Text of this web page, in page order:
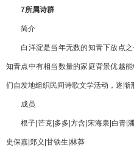
7所属诗群
简介
白洋淀是当年无数的知青下放点之
知青点中有相当数量的家庭背景优越
们自发地组织民间诗歌文学活动，逐渐
成员
根子|芒克|多多|方含|宋海泉|白青|潘
史保嘉|郑义|甘铁生|林莽